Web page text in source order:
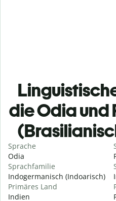
die Odia und
Sprache
Odia
Sprachfamilie
Indogermanisch (Indoarisch)
Primäres Land
Indien